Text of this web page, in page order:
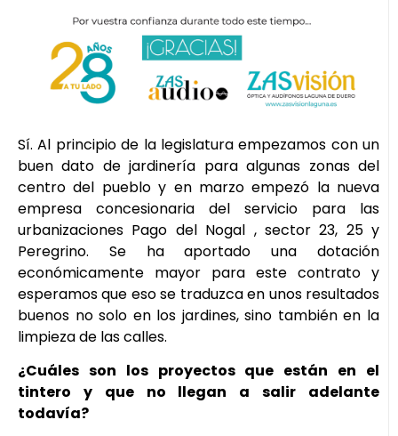
Sí. Al principio de la legislatura empezamos con un
buen dato de jardinería para algunas zonas del
centro del pueblo y en marzo empezó la nueva
empresa concesionaria del servicio para las
urbanizaciones Pago del Nogal , sector 23, 25 y
Peregrino. Se ha aportado una dotación
económicamente mayor para este contrato y
esperamos que eso se traduzca en unos resultados
buenos no solo en los jardines, sino también en la
limpieza de las calles.
¿Cuáles son los proyectos que están en el
tintero y que no llegan a salir adelante
todavía?